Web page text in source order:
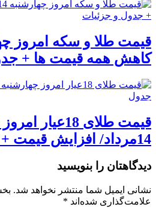
کاهش همه قیمت ها +
قیمت طلای
14مرداد/ افزایش قیمت + جدول
دیدگاهتان را بنویسید
نشانی ایمیل شما منتشر نخواهد شد.
علامت‌گذاری شده‌اند *